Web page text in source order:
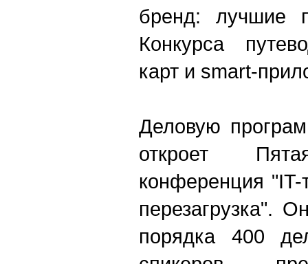
бренд: лучшие
Конкурса
карт и smart-
Деловую
откроет
конференция "IT-
перезагрузка".
порядка 400